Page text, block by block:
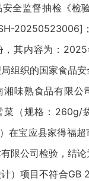
全监督抽检《检
20250523006]
，其内容为：
组织的国家食品
湘味熟食品有限公
菜（规格：260g/
在宝应县家得福超
限公司检验，结
）项目不符合GB